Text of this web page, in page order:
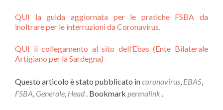
QUI la guida aggiornata per le pratiche FSBA da
inoltrare per le interruzioni da Coronavirus.
QUI il collegamento al sito dell’Ebas (Ente Bilaterale
Artigiano per la Sardegna)
Questo articolo è stato pubblicato incoronavirus, EBAS,
FSBA, Generale, Head . Bookmark permalink .